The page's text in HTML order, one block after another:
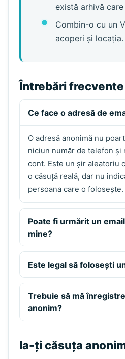
există arhivă
Combin-o cu un
acoperi și locația.
Întrebări frecvente
Ce face o adresă de
O adresă anonimă nu
niciun număr de telefon și
cont. Este un șir aleatoriu
o căsuță reală, dar nu
persoana care o folosește.
Poate fi urmărit un
mine?
Este legal să folosești
Trebuie să mă
anonim?
Ia-ți căsuța